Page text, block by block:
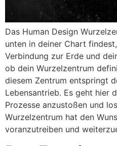
Das Human Design
unten in deiner Chart
Verbindung zur Erde und
ob dein Wurzelzentrum
diesem Zentrum entspringt
Lebensantrieb. Es geht hier
Prozesse anzustoßen und
Wurzelzentrum hat den
voranzutreiben und